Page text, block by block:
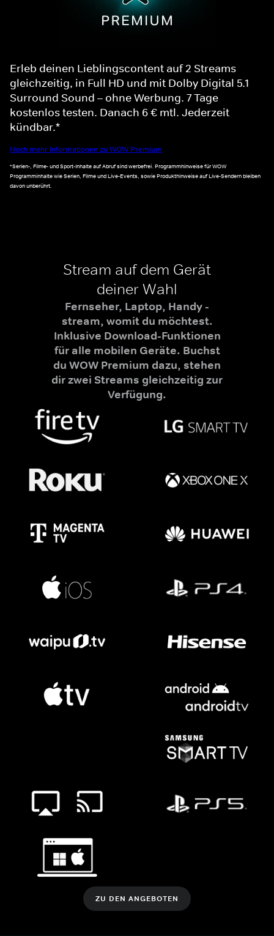
Erleb deinen Lieblingscontent auf 2 Streams
gleichzeitig, in Full HD und mit Dolby Digital 5.1
Surround Sound – ohne Werbung. 7 Tage
kostenlos testen. Danach 6 € mtl. Jederzeit
kündbar.*
Noch mehr Informationen zu WOW Premium
*Serien-, Filme- und Sport-Inhalte auf Abruf sind werbefrei. Programmhinweise für WOW
Programminhalte wie Serien, Filme und Live-Events, sowie Produkthinweise auf Live-Sendern bleiben
davon unberührt.
Stream auf dem Gerät
deiner Wahl
Fernseher, Laptop, Handy -
stream, womit du möchtest.
Inklusive Download-Funktionen
für alle mobilen Geräte. Buchst
du WOW Premium dazu, stehen
dir zwei Streams gleichzeitig zur
Verfügung.
ZU DEN ANGEBOTEN